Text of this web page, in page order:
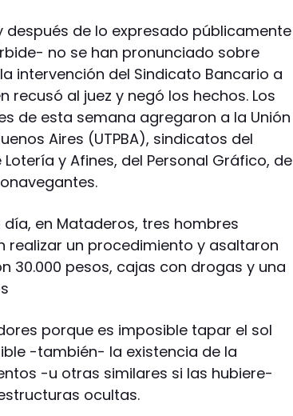
después de lo expresado públicamente
no se han pronunciado sobre
intervención del Sindicato Bancario a
recusó al juez y negó los hechos. Los
de esta semana agregaron a la Unión
Aires (UTPBA), sindicatos del
y Afines, del Personal Gráfico, de
en Mataderos, tres hombres
realizar un procedimiento y asaltaron
30.000 pesos, cajas con drogas y una
porque es imposible tapar el sol
-también- la existencia de la
-u otras similares si las hubiere-
ocultas.